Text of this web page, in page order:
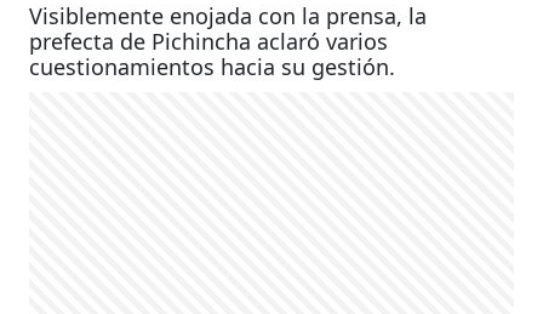
Visiblemente enojada con la prensa, la
prefecta de Pichincha aclaró varios
cuestionamientos hacia su gestión.